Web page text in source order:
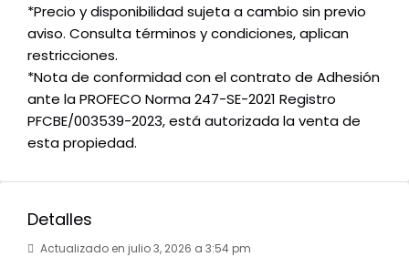
*Precio y disponibilidad sujeta a cambio sin previo
aviso. Consulta términos y condiciones, aplican
restricciones.
*Nota de conformidad con el contrato de Adhesión
ante la PROFECO Norma 247-SE-2021 Registro
PFCBE/003539-2023, está autorizada la venta de
esta propiedad.
Detalles
Actualizado en julio 3, 2026 a 3:54 pm